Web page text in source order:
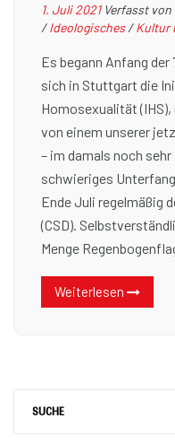
1. Juli 2021 Verfasst von
/Ideologisches/Kultur
Es begann Anfang
sich in Stuttgart die
Homosexualität
von einem unserer
– im damals noch
schwieriges
Ende Juli regelmäßig
(CSD).
Menge
Weiterlesen